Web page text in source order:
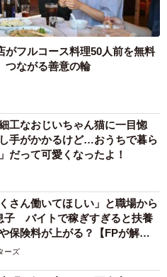
がフルコース料理50人前を無料
ながる善意の輪
工なおじいちゃん猫に一目惚
手がかかるけど…おうちで暮ら
だって可愛くなったよ！
さん働いてほしい」と職場から
子 バイトで稼ぎすぎると扶養
保険料が上がる？【FPが解
ーズ